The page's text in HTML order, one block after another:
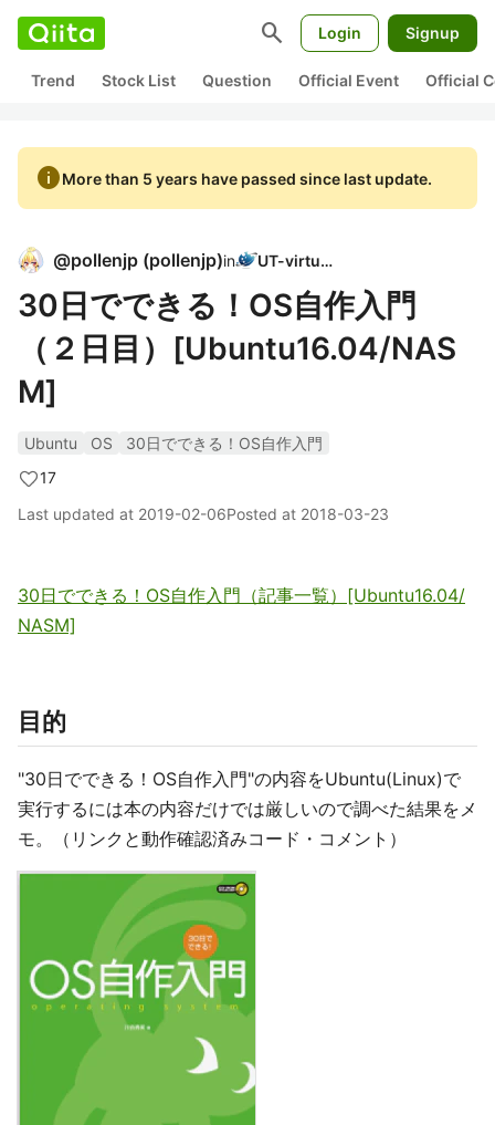
search Login Signup
Trend Stock List Question Official Event Official
infoMore than 5 years have passed since last update.
@pollenjp (pollenjp)in UT-virtual
30日でできる！OS自作入門
（２日目）[Ubuntu16.04/NAS
M]
Ubuntu OS
30日でできる！OS自作入門
17
Last updated at 2019-02-06Posted at 2018-03-23
30日でできる！OS自作入門（記事一覧）[Ubuntu16.04/
NASM]
目的
"30日でできる！OS自作入門"の内容をUbuntu(Linux)で
実行するには本の内容だけでは厳しいので調べた結果をメ
モ。（リンクと動作確認済みコード・コメント）